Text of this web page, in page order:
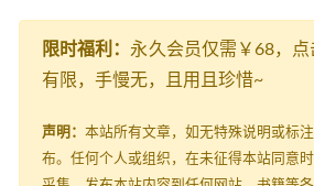
限时福利： 永久会员仅需￥68，点
有限，手慢无，且用且珍惜~
声明： 本站所有文章，如无特殊说明或标
布。任何个人或组织，在未征得本站同意